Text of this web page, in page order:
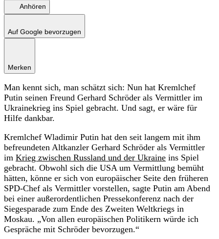
Anhören
Auf Google bevorzugen
Merken
Man kennt sich, man schätzt sich: Nun hat Kremlchef
Putin seinen Freund Gerhard Schröder als Vermittler im
Ukrainekrieg ins Spiel gebracht. Und sagt, er wäre für
Hilfe dankbar.
Kremlchef Wladimir Putin hat den seit langem mit ihm
befreundeten Altkanzler Gerhard Schröder als Vermittler
im Krieg zwischen Russland und der Ukraine ins Spiel
gebracht. Obwohl sich die USA um Vermittlung bemüht
hätten, könne er sich von europäischer Seite den früheren
SPD-Chef als Vermittler vorstellen, sagte Putin am Abend
bei einer außerordentlichen Pressekonferenz nach der
Siegesparade zum Ende des Zweiten Weltkriegs in
Moskau. „Von allen europäischen Politikern würde ich
Gespräche mit Schröder bevorzugen.“